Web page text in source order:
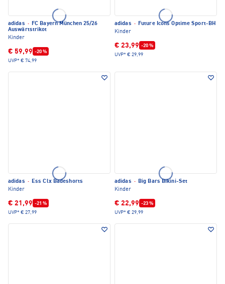
adidas · FC Bayern München 25/26
Auswärtstrikot
Kinder
€ 59,99 -20 %
UVP* € 74,99
adidas · Future Icons Optime Sport-BH
Kinder
€ 23,99 -20 %
UVP* € 29,99
adidas · Ess Clx Badeshorts
Kinder
€ 21,99 -21 %
UVP* € 27,99
adidas · Big Bars Bikini-Set
Kinder
€ 22,99 -23 %
UVP* € 29,99